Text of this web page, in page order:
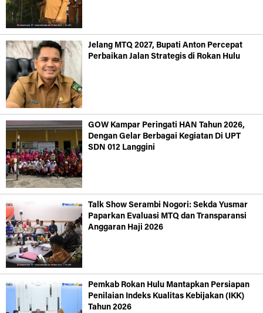
Jelang MTQ 2027, Bupati Anton Percepat
Perbaikan Jalan Strategis di Rokan Hulu
GOW Kampar Peringati HAN Tahun 2026,
Dengan Gelar Berbagai Kegiatan Di UPT
SDN 012 Langgini
Talk Show Serambi Nogori: Sekda Yusmar
Paparkan Evaluasi MTQ dan Transparansi
Anggaran Haji 2026
Pemkab Rokan Hulu Mantapkan Persiapan
Penilaian Indeks Kualitas Kebijakan (IKK)
Tahun 2026